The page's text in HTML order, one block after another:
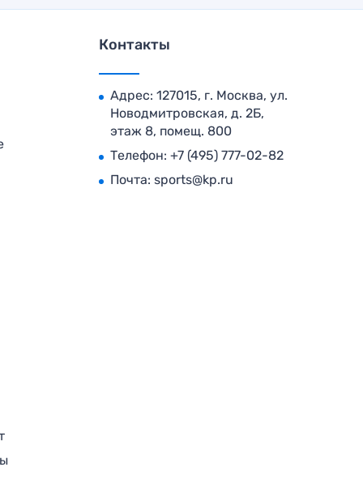
Контакты
Адрес: 127015, г. Москва, ул.
Новодмитровская, д. 2Б,
этаж 8, помещ. 800
Телефон: +7 (495) 777-02-82
Почта: sports@kp.ru